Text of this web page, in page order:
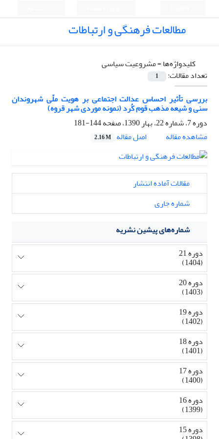
مطالعات فرهنگی و ارتباطات
کلیدواژه‌ها =مشروعیت سیاسی
تعداد مقالات:
1
بررسی تأثیر احساس عدالت اجتماعی بر هویت ملّی شهروندان
سنی و شیعه مذهب قوم کُرد (نمونه موردی شهر قروه)
دوره 7، شماره 22، بهار 1390، صفحه
144-181
مشاهده مقاله
اصل مقاله 2.16 M
مقالات آماده انتشار
شماره جاری
شماره‌های پیشین نشریه
دوره 21
(1404)
دوره 20
(1403)
دوره 19
(1402)
دوره 18
(1401)
دوره 17
(1400)
دوره 16
(1399)
دوره 15